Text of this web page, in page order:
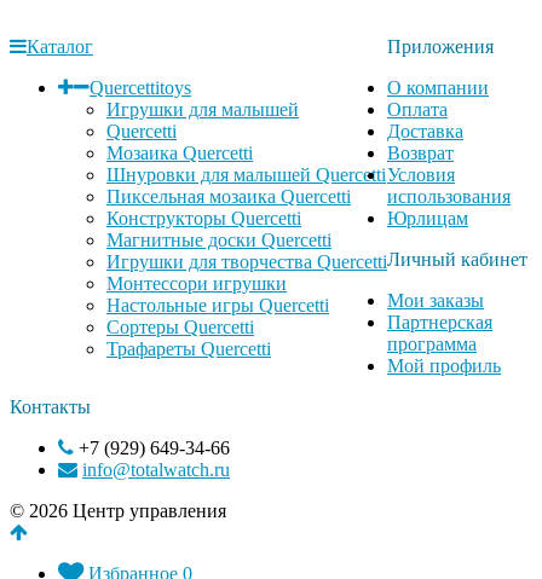
Каталог
Quercettitoys
Игрушки для малышей
Quercetti
Мозаика Quercetti
Шнуровки для малышей Quercetti
Пиксельная мозаика Quercetti
Конструкторы Quercetti
Магнитные доски Quercetti
Игрушки для творчества Quercetti
Монтессори игрушки
Настольные игры Quercetti
Сортеры Quercetti
Трафареты Quercetti
Приложения
О компании
Оплата
Доставка
Возврат
Условия
использования
Юрлицам
Личный кабинет
Мои заказы
Партнерская
программа
Мой профиль
Контакты
+7 (929) 649-34-66
info@totalwatch.ru
© 2026 Центр управления
Избранное 0